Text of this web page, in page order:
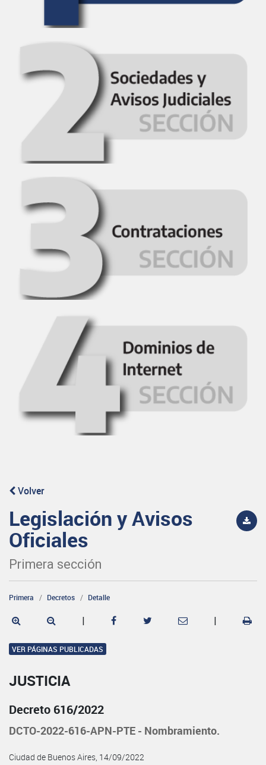
Volver
Legislación y Avisos
Oficiales
Primera sección
Primera Decretos Detalle
| |
VER PÁGINAS PUBLICADAS
JUSTICIA
Decreto 616/2022
DCTO-2022-616-APN-PTE - Nombramiento.
Ciudad de Buenos Aires, 14/09/2022